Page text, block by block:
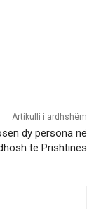
Artikulli i ardhshëm
dy persona në
të Prishtinës